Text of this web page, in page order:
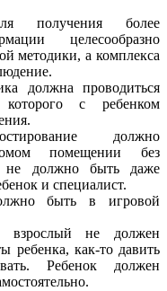
получения более
целесообразно
методики, а комплекса
должна проводиться
с ребенком
должно
помещении без
не должно быть даже
и специалист.
быть в игровой
не должен
ребенка, как-то давить
Ребенок должен